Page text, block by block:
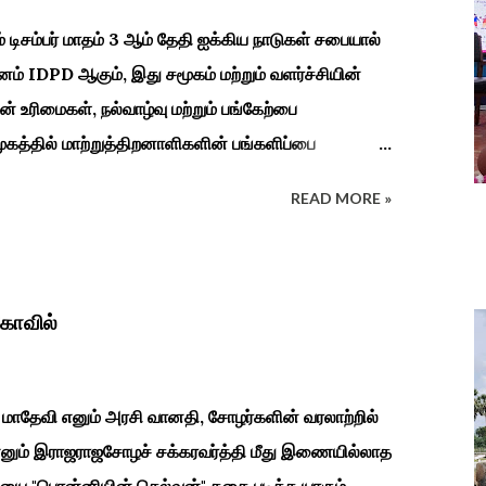
மாதம் 3 ஆம் தேதி ஐக்கிய நாடுகள் சபையால்
IDPD ஆகும், இது சமூகம் மற்றும் வளர்ச்சியின்
உரிமைகள், நல்வாழ்வு மற்றும் பங்கேற்பை
மாற்றுத்திறனாளிகளின் பங்களிப்பை
பல்வேறு விழிப்புணர்வு நிகழ்ச்சிகள்,
காரைக்குடி ஹெரிடேஜ் ரோட்டரி கிளப், மற்றும்
உற்பத்திக்கான மையம், மற்றும் ஐடி மற்றும்
READ MORE »
எனும் அரசி வானதி, சோழர்களின் வரலாற்றில்
இராஜராஜசோழச் சக்கரவர்த்தி மீது இணையில்லாத